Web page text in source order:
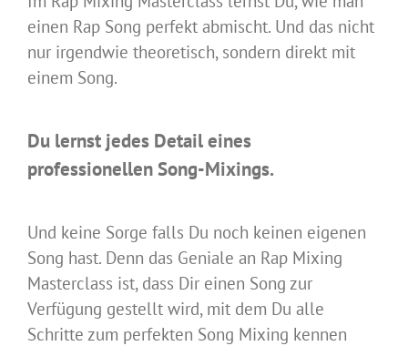
einen Rap Song perfekt abmischt. Und das nicht
nur irgendwie theoretisch, sondern direkt mit
einem Song.
Du lernst jedes Detail eines
professionellen Song-Mixings.
Und keine Sorge falls Du noch keinen eigenen
Song hast. Denn das Geniale an Rap Mixing
Masterclass ist, dass Dir einen Song zur
Verfügung gestellt wird, mit dem Du alle
Schritte zum perfekten Song Mixing kennen